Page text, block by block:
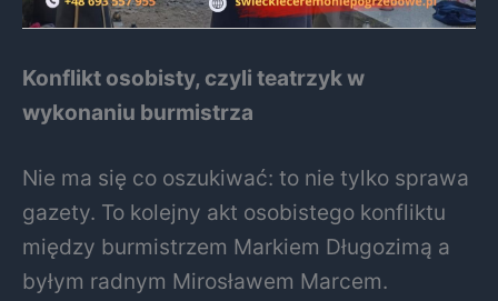
Konflikt osobisty, czyli teatrzyk w
wykonaniu burmistrza
Nie ma się co oszukiwać: to nie tylko sprawa
gazety. To kolejny akt osobistego konfliktu
między burmistrzem Markiem Długozimą a
byłym radnym Mirosławem Marcem.